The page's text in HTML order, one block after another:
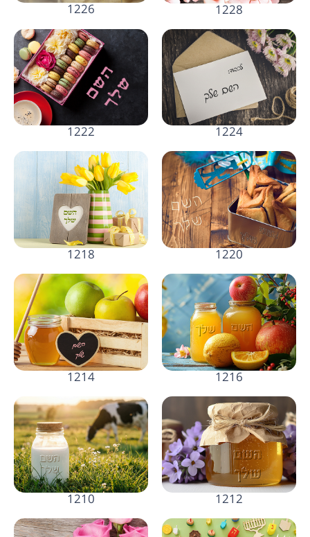
1228
1226
1224
1222
1220
1218
1216
1214
1212
1210